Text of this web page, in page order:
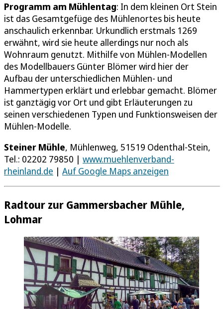
Programm am Mühlentag: In dem kleinen Ort Stein
ist das Gesamtgefüge des Mühlenortes bis heute
anschaulich erkennbar. Urkundlich erstmals 1269
erwähnt, wird sie heute allerdings nur noch als
Wohnraum genutzt. Mithilfe von Mühlen-Modellen
des Modellbauers Günter Blömer wird hier der
Aufbau der unterschiedlichen Mühlen- und
Hammertypen erklärt und erlebbar gemacht. Blömer
ist ganztägig vor Ort und gibt Erläuterungen zu
seinen verschiedenen Typen und Funktionsweisen der
Mühlen-Modelle.
Steiner Mühle, Mühlenweg, 51519 Odenthal-Stein,
Tel.: 02202 79850 | www.muehlenverband-
rheinland.de | Auf Google Maps anzeigen
Radtour zur Gammersbacher Mühle,
Lohmar